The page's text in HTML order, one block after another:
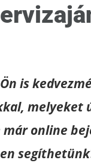
is
melyeket
online